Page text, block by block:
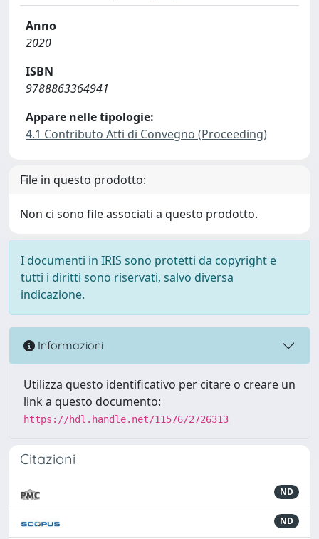
Anno
2020
ISBN
9788863364941
Appare nelle tipologie:
4.1 Contributo Atti di Convegno (Proceeding)
File in questo prodotto:
Non ci sono file associati a questo prodotto.
I documenti in IRIS sono protetti da copyright e
tutti i diritti sono riservati, salvo diversa
indicazione.
Informazioni
Utilizza questo identificativo per citare o creare un
link a questo documento:
https://hdl.handle.net/11576/2726313
Citazioni
ND
ND